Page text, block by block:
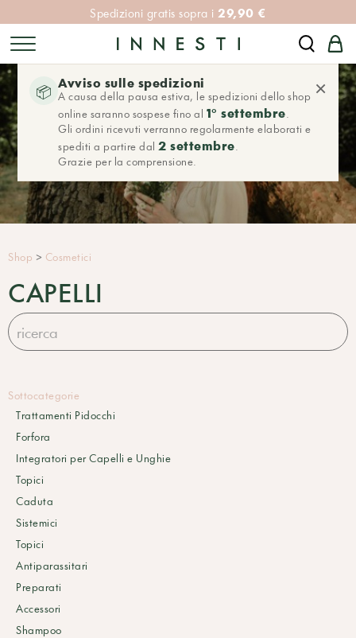
Spedizioni gratis sopra i29,90 €
📦 Avviso sulle spedizioni
A causa della pausa estiva, le spedizioni dello shop
online saranno sospese fino al 1° settembre.
Gli ordini ricevuti verranno regolarmente elaborati e
spediti a partire dal2 settembre.
Grazie per la comprensione.
×
Shop > Cosmetici
CAPELLI
Sottocategorie
Trattamenti Pidocchi
Forfora
Integratori per Capelli e Unghie
Topici
Caduta
Sistemici
Topici
Antiparassitari
Preparati
Accessori
Shampoo